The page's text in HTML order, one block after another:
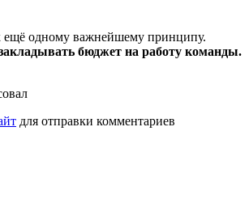
ещё одному важнейшему принципу.
бюджет на работу команды.
для отправки комментариев